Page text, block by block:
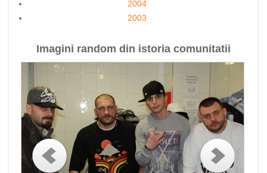
2004
2003
Imagini random din istoria comunitatii